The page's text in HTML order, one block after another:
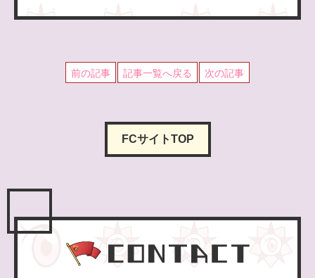
前の記事 記事一覧へ戻る 次の記事
FCサイトTOP